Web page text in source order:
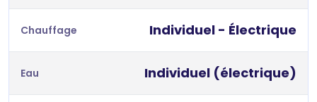
Chauffage Individuel - Électrique
Eau Individuel (électrique)